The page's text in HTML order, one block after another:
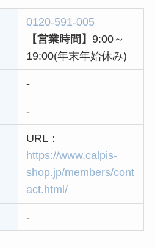
とめ！最短手続きや
ベストタイミングを
詳しく解説！
まとめ！電話が繋が
らない時の裏ワザ
なにわサプリ
Sivorune(シボルネ)
なぜ解約できない？
電話以外に手続きす
0120-591-005
【営業時間】9:00～
19:00(年末年始休み)
-
-
URL：
https://www.calpis-
shop.jp/members/cont
act.html/
-